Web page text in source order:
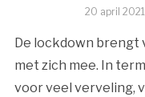
20 april 2021
De lockdown brengt
met zich mee. In
voor veel verveling,